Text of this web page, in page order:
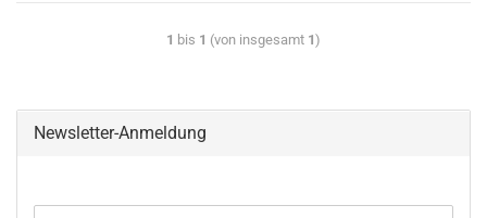
1 bis 1 (von insgesamt 1)
Newsletter-Anmeldung